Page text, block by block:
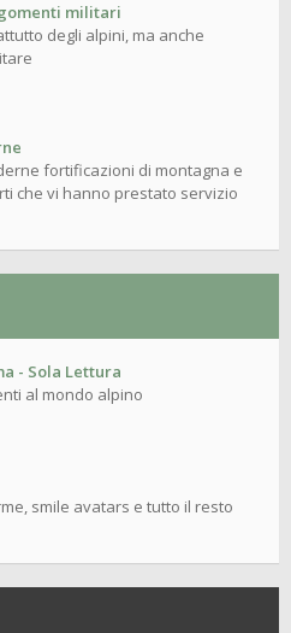
militari
degli alpini, ma anche
fortificazioni di montagna e
che vi hanno prestato servizio
- Sola Lettura
al mondo alpino
smile avatars e tutto il resto